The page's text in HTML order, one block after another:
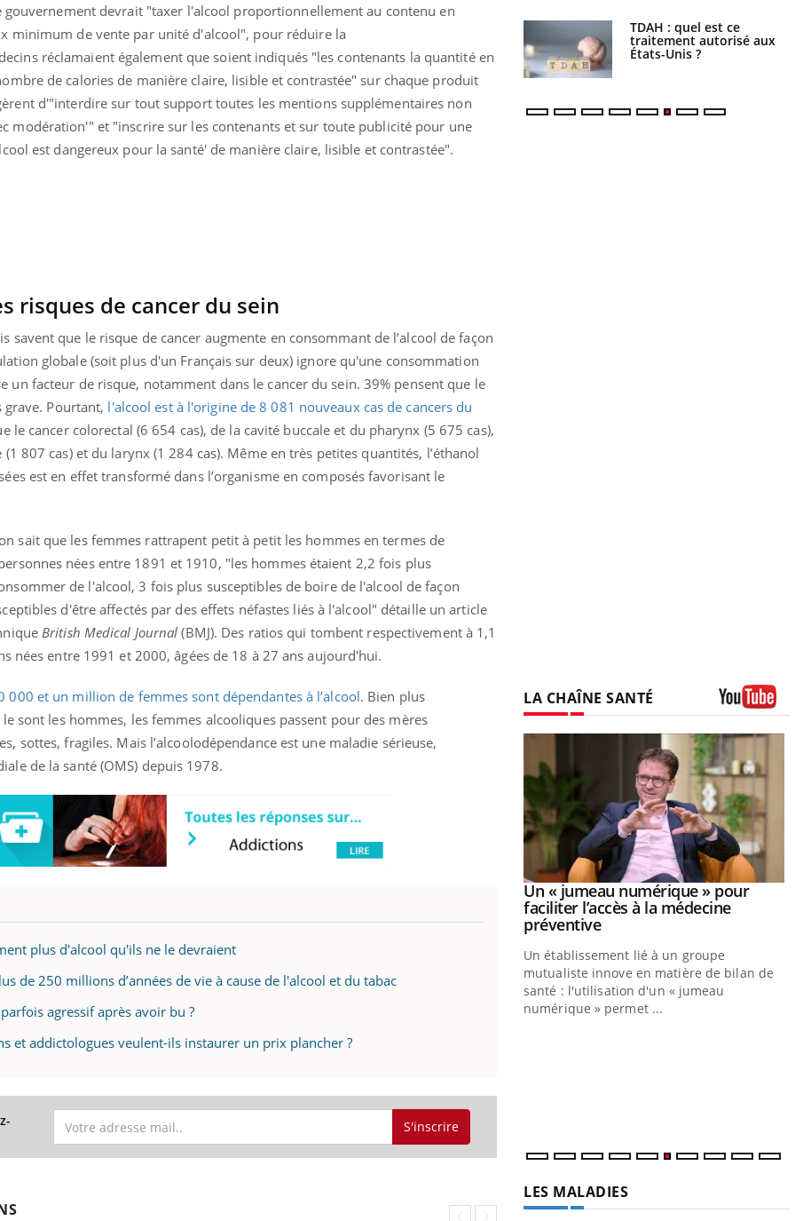
gouvernement devrait "taxer l'alcool proportionnellement au contenu en
minimum de vente par unité d'alcool", pour réduire la
réclamaient également que soient indiqués "les contenants la quantité en
de calories de manière claire, lisible et contrastée" sur chaque produit
d'"interdire sur tout support toutes les mentions supplémentaires non
modération'" et "inscrire sur les contenants et sur toute publicité pour une
est dangereux pour la santé' de manière claire, lisible et contrastée".
risques de cancer du sein
savent que le risque de cancer augmente en consommant de l’alcool de façon
globale (soit plus d'un Français sur deux) ignore qu'une consommation
un facteur de risque, notamment dans le cancer du sein. 39% pensent que le
Pourtant, l'alcool est à l'origine de 8 081 nouveaux cas de cancers du
le cancer colorectal (6 654 cas), de la cavité buccale et du pharynx (5 675 cas),
807 cas) et du larynx (1 284 cas). Même en très petites quantités, l’éthanol
est en effet transformé dans l’organisme en composés favorisant le
sait que les femmes rattrapent petit à petit les hommes en termes de
nées entre 1891 et 1910, "les hommes étaient 2,2 fois plus
de l'alcool, 3 fois plus susceptibles de boire de l'alcool de façon
d'être affectés par des effets néfastes liés à l'alcool" détaille un article
British Medical Journal (BMJ). Des ratios qui tombent respectivement à 1,1
nées entre 1991 et 2000, âgées de 18 à 27 ans aujourd'hui.
000 et un million de femmes sont dépendantes à l’alcool. Bien plus
sont les hommes, les femmes alcooliques passent pour des mères
sottes, fragiles. Mais l’alcoolodépendance est une maladie sérieuse,
de la santé (OMS) depuis 1978.
plus d'alcool qu'ils ne le devraient
de 250 millions d’années de vie à cause de l'alcool et du tabac
agressif après avoir bu ?
et addictologues veulent-ils instaurer un prix plancher ?
S'inscrire
Mordue par une tique en
vacances, elle reste dans
le coma pendant 42 jours les réactions sévères
TDAH : quel est ce
traitement autorisé aux
États-Unis ?
LA CHAÎNE SANTÉ
de vie ! Vacances, plage, piscine,
soleil, activités en plein air… Nos mains
...
Le Ramadan approche, et, pour de
défis, mais ...
Youtube
Un « jumeau numérique » pour
faciliter l’accès à la médecine
préventiveYoutube
Un établissement lié à un groupe
mutualiste innove en matière de bilan de
santé : l'utilisation d'un « jumeau
numérique » permet ...
LES MALADIES